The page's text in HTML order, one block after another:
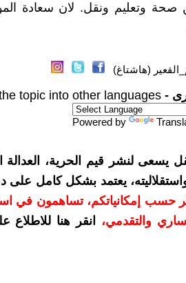
صحة وتعليم ونقل. لان سعادة
(هاشتاغ)
-
topic into other languages
Powered by
لنشر قيم الحرية، العدالة
يعتمد بشكل كامل على
أو أكثر حسب إمكانياتكم، تساهمون
والتقدمي،
انقر هنا